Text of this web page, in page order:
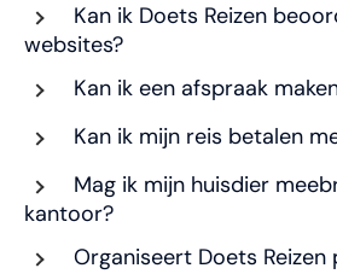
Kan ik Doets Reizen
websites?
Kan ik een afspraak
Kan ik mijn reis betalen
Mag ik mijn huisdier
kantoor?
Organiseert Doets Reizen